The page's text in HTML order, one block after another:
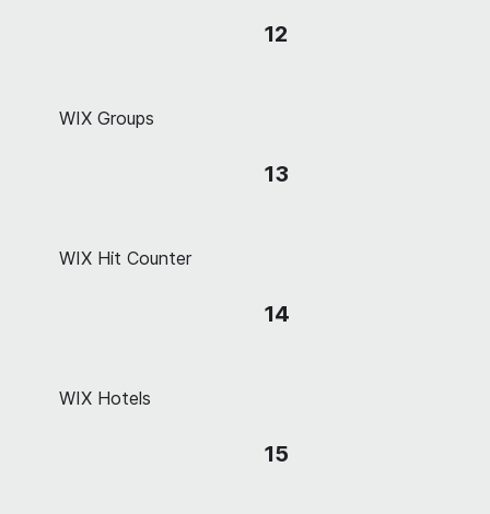
WIX Groups
12
WIX Hit Counter
13
WIX Hotels
14
15